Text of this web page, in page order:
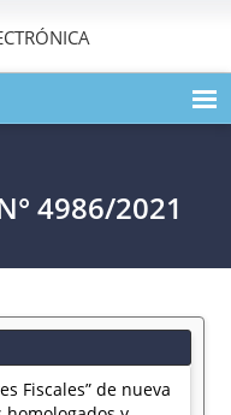
PUBLICACIÓN
4986/2021
Fiscales” de nueva